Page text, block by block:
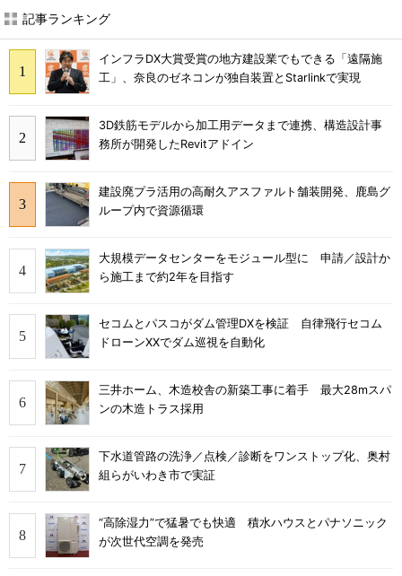
記事ランキング
インフラDX大賞受賞の地方建設業でもできる「遠隔施
工」、奈良のゼネコンが独自装置とStarlinkで実現
3D鉄筋モデルから加工用データまで連携、構造設計事
務所が開発したRevitアドイン
建設廃プラ活用の高耐久アスファルト舗装開発、鹿島グ
ループ内で資源循環
大規模データセンターをモジュール型に 申請／設計か
ら施工まで約2年を目指す
セコムとパスコがダム管理DXを検証 自律飛行セコム
ドローンXXでダム巡視を自動化
三井ホーム、木造校舎の新築工事に着手 最大28mスパ
ンの木造トラス採用
下水道管路の洗浄／点検／診断をワンストップ化、奥村
組らがいわき市で実証
“高除湿力”で猛暑でも快適 積水ハウスとパナソニック
が次世代空調を発売